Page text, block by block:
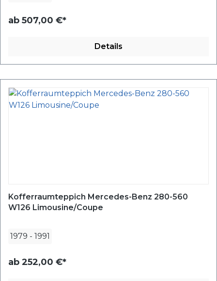
ab 507,00 €*
Details
Kofferraumteppich Mercedes-Benz 280-560
W126 Limousine/Coupe
1979 - 1991
ab 252,00 €*